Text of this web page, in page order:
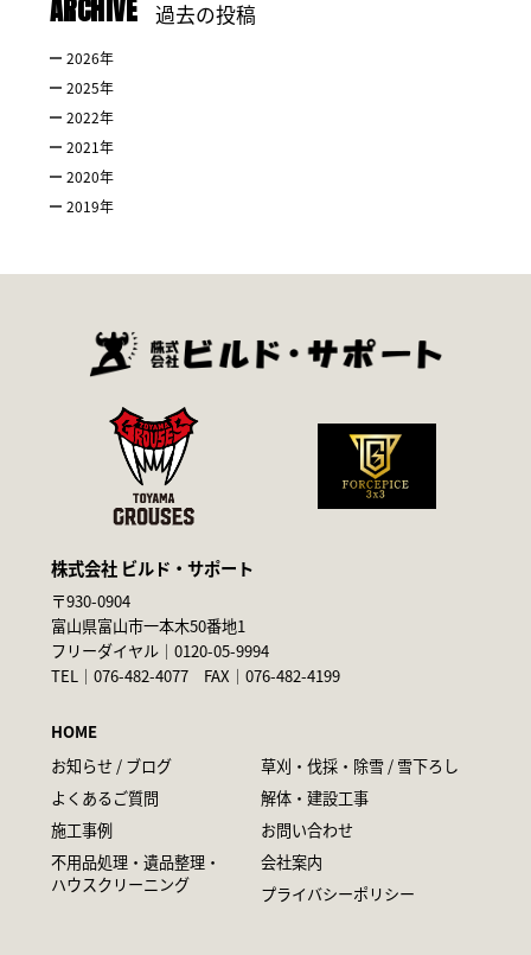
ARCHIVE 過去の投稿
2026年
2025年
2022年
2021年
2020年
2019年
株式会社 ビルド・サポート
〒930-0904
富山県富山市一本木50番地1
フリーダイヤル｜0120-05-9994
TEL｜076-482-4077 FAX｜076-482-4199
HOME
お知らせ / ブログ
草刈・伐採・除雪 / 雪下ろし
よくあるご質問
解体・建設工事
施工事例
お問い合わせ
不用品処理・遺品整理・
ハウスクリーニング
会社案内
プライバシーポリシー